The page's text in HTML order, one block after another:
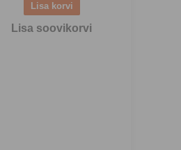
Lisa soovikorvi